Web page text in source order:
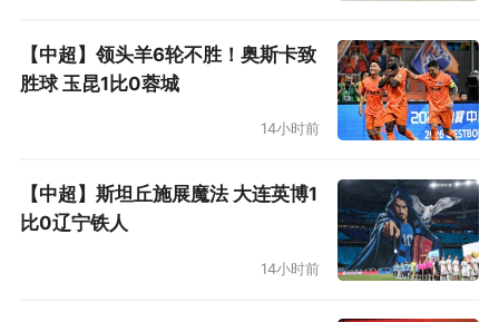
【中超】领头羊6轮不胜！奥斯卡致
胜球 玉昆1比0蓉城
14小时前
【中超】斯坦丘施展魔法 大连英博1
比0辽宁铁人
14小时前